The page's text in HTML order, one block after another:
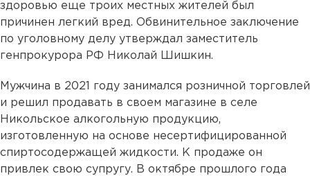
здоровью еще троих местных жителей был
причинен легкий вред. Обвинительное заключение
по уголовному делу утверждал заместитель
генпрокурора РФ Николай Шишкин.
Мужчина в 2021 году занимался розничной торговлей
и решил продавать в своем магазине в селе
Никольское алкогольную продукцию,
изготовленную на основе несертифицированной
спиртосодержащей жидкости. К продаже он
привлек свою супругу. В октябре прошлого года